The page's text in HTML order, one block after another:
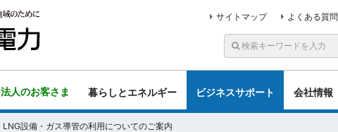
サイトマップ よくある質問
法人のお客さま 暮らしとエネルギー ビジネスサポート 会社情報
LNG設備・ガス導管の利用についてのご案内